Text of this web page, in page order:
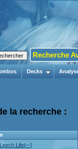
Recherche
Decks
la recherche :
Life|~-]